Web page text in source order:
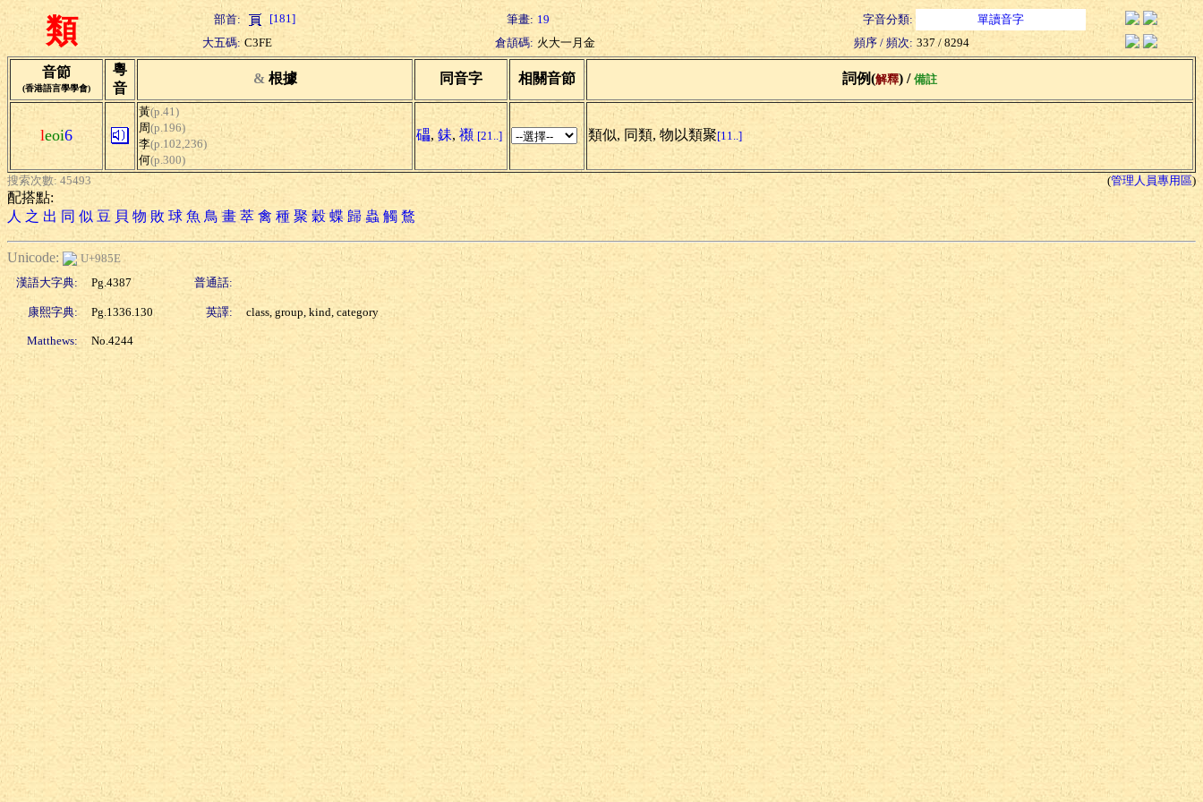
類 部首: [181] 筆畫: 19 字音分類:
單讀音字
大五碼: C3FE 倉頡碼: 火大一月金 頻序 / 頻次: 337 / 8294
音節
(香港語言學學會)
粵
音
& 根據 同音字 相關音節 詞例(解釋) / 備註
leoi6
黃(p.41)
周(p.196)
李(p.102,236)
何(p.300)
礧, 銇, 禷 [21..] 類似, 同類, 物以類聚[11..]
搜索次數: 45493 (管理人員專用區)
配搭點:
人 之 出 同 似 豆 貝 物 敗 球 魚 鳥 畫 萃 禽 種 聚 穀 蝶 歸 蟲 觸 鶩
Unicode:
U+985E
漢語大字典:
Pg.4387 普通話:
康熙字典: Pg.1336.130 英譯: class, group, kind, category
Matthews: No.4244